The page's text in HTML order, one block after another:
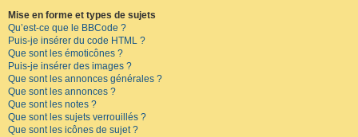
Mise en forme et types de sujets
Qu’est-ce que le BBCode ?
Puis-je insérer du code HTML ?
Que sont les émoticônes ?
Puis-je insérer des images ?
Que sont les annonces générales ?
Que sont les annonces ?
Que sont les notes ?
Que sont les sujets verrouillés ?
Que sont les icônes de sujet ?